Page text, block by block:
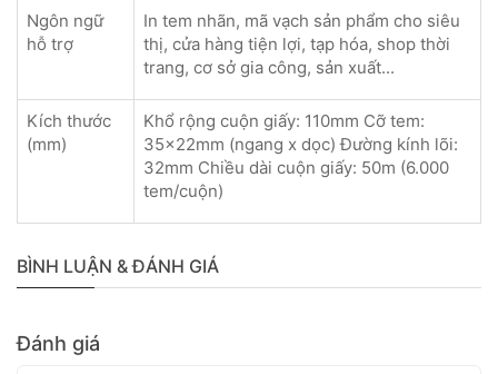
Ngôn ngữ
hỗ trợ
In tem nhãn, mã vạch sản phẩm cho siêu
thị, cửa hàng tiện lợi, tạp hóa, shop thời
trang, cơ sở gia công, sản xuất...
Kích thước
(mm)
Khổ rộng cuộn giấy: 110mm Cỡ tem:
35x22mm (ngang x dọc) Đường kính lõi:
32mm Chiều dài cuộn giấy: 50m (6.000
tem/cuộn)
BÌNH LUẬN & ĐÁNH GIÁ
Đánh giá